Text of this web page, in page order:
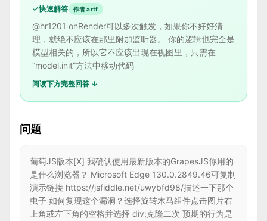
✓快速解答 作者 artf
@hr1201 onRender可以多次触发，如果你不好好清
理，就绝不应该在那里附加监听器。 你的逻辑也完全是
模型相关的，所以它不应该出现在视图里，只需在
“model.init”方法中移动代码
阅读下方完整回答 ↓
问题
葡萄JS版本[X] 我确认使用最新版本的GrapesJS你用的
是什么浏览器？ Microsoft Edge 130.0.2849.46可复制
演示链接 https://jsfiddle.net/uwybfd98/描述一下那个
虫子 如何复现这个漏洞？选择旋转木马组件点击图片右
上角或左下角的空格并选择 div;克隆二次 预期的行为是